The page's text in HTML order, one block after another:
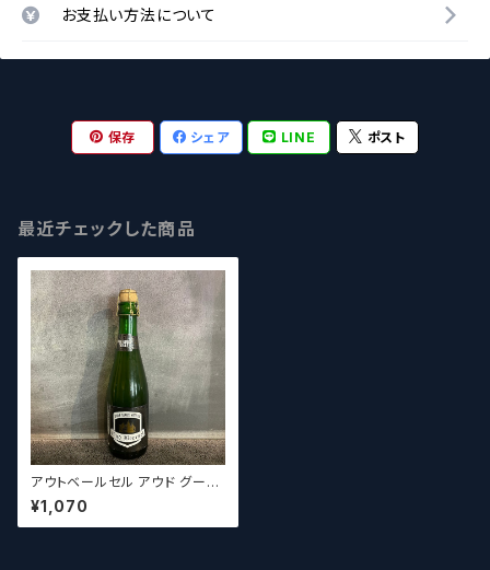
お支払い方法について
保存 シェア LINE ポスト
最近チェックした商品
アウトベールセル アウド グーズ
/ Oud Beersel Oude Geuz
e 375ml
¥1,070